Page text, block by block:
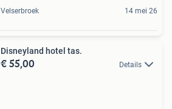
Velserbroek 14 mei 26
Disneyland hotel tas.
€ 55,00 Details